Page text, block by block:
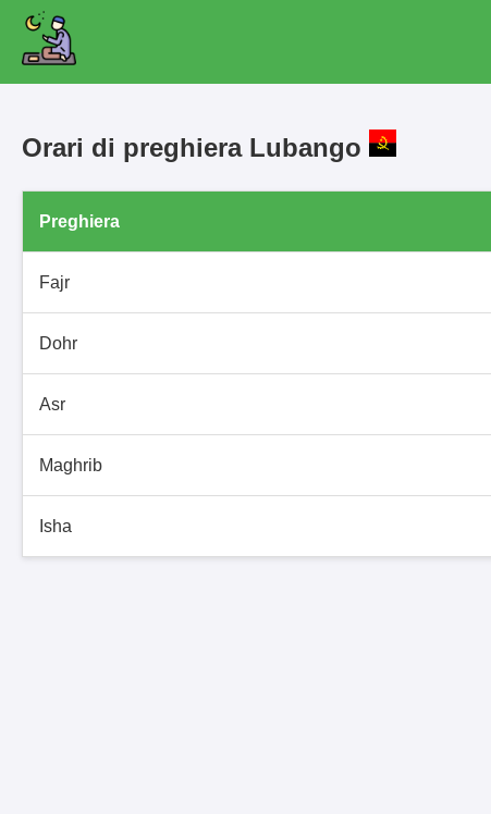
Orari di preghiera Lubango
Preghiera
Fajr
Dohr
Asr
Maghrib
Isha